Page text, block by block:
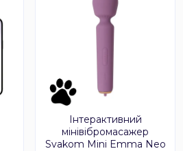
Інтерактивний
мінівібромасажер
Svakom Mini Emma Neo